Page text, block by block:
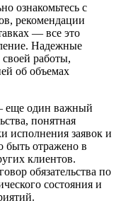
ознакомьтесь с
рекомендации
— все это
Надежные
работы,
об объемах
еще один важный
понятная
исполнения заявок и
быть отражено в
клиентов.
обязательства по
состояния и